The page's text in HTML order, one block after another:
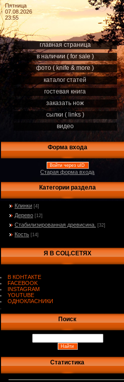
Пятница
07.08.2026
23:55
главная страница
в наличии ( for sale )
фото ( knife & more )
каталог статей
гостевая книга
заказать нож
сылки ( links )
видео
Форма входа
Войти через uID
Старая форма входа
Категории раздела
Клинки [4]
Дерево [12]
Стабилизированная древисина. [32]
Кость [14]
Я В СОЦ.СЕТЯХ
В КОНТАКТЕ
FACEBOOK
INSTAGRAM
YOUTUBE
ОДНОКЛАСНИКИ
Поиск
Статистика